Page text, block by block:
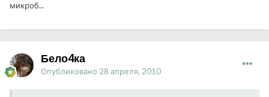
микроб...
Бело4ка
Опубликовано 28 апреля, 2010